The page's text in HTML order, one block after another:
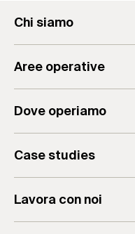
Chi siamo
Il team
Aree operative
Consulenza Aziendale
Dove operiamo
Case studies
Lavora con noi